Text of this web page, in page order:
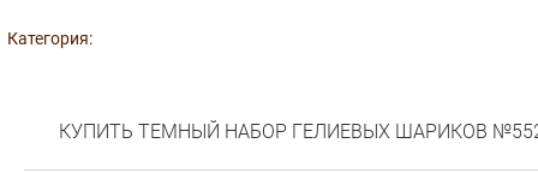
Категория:
КУПИТЬ ТЕМНЫЙ НАБОР ГЕЛИЕВЫХ ШАРИКОВ